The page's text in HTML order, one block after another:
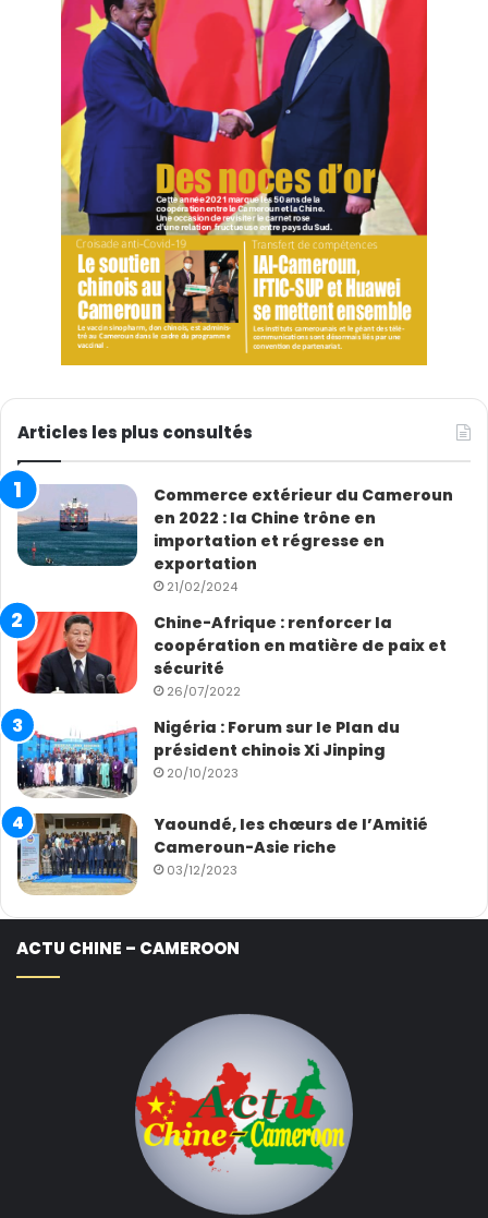
Articles les plus consultés
Commerce extérieur du Cameroun
en 2022 : la Chine trône en
importation et régresse en
exportation
21/02/2024
Chine-Afrique : renforcer la
coopération en matière de paix et
sécurité
26/07/2022
Nigéria : Forum sur le Plan du
président chinois Xi Jinping
20/10/2023
Yaoundé, les chœurs de l’Amitié
Cameroun-Asie riche
03/12/2023
ACTU CHINE – CAMEROON